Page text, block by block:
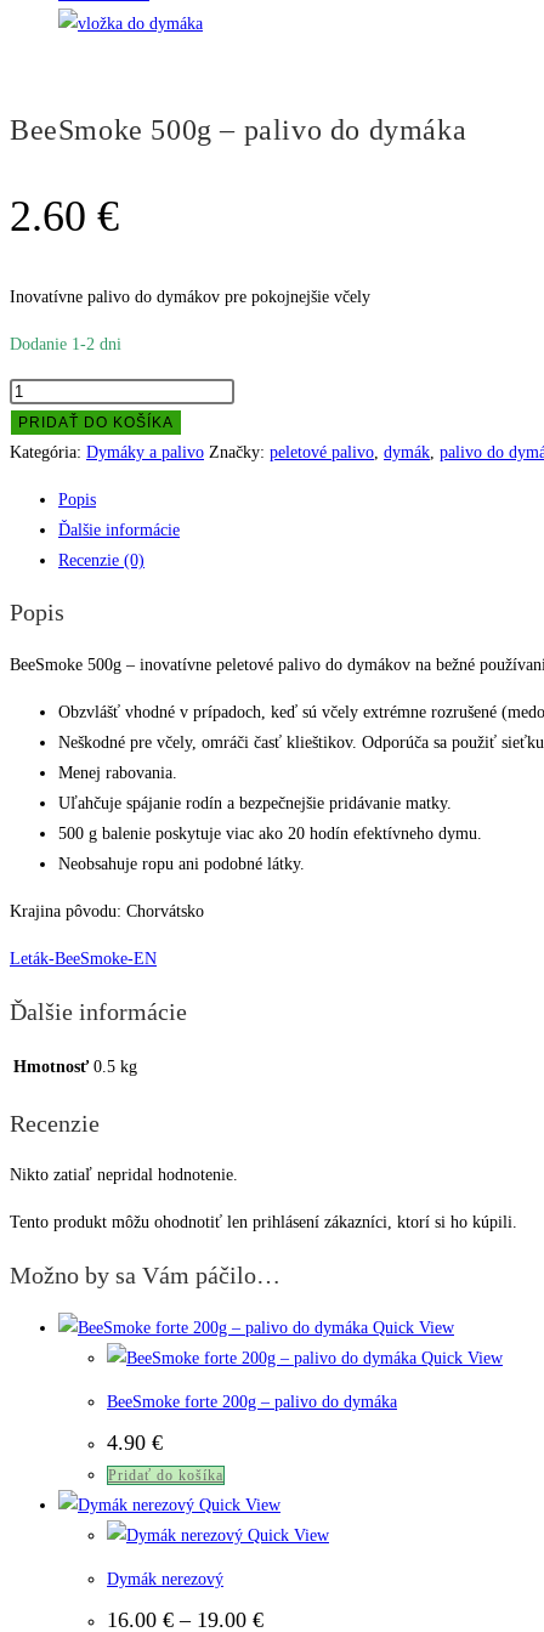
BeeSmoke 500g – palivo do dymáka
2.60 €
Inovatívne palivo do dymákov pre pokojnejšie včely
Dodanie 1-2 dni
množstvo
BeeSmoke
500g
dymáka
PRIDAŤ DO KOŠÍKA
Kategória: Dymáky a palivo Značky: peletové palivo dymák palivo do
Popis
Ďalšie informácie
Recenzie (0)
Popis
BeeSmoke 500g – inovatívne peletové palivo do dymákov na bežné
Obzvlášť vhodné v prípadoch, keď sú včely extrémne rozrušené
Neškodné pre včely, omráči časť klieštikov. Odporúča sa použiť
Menej rabovania.
Uľahčuje spájanie rodín a bezpečnejšie pridávanie matky.
500 g balenie poskytuje viac ako 20 hodín efektívneho dymu.
Neobsahuje ropu ani podobné látky.
Krajina pôvodu: Chorvátsko
Leták-BeeSmoke-EN
Ďalšie informácie
Hmotnosť 0.5 kg
Recenzie
Nikto zatiaľ nepridal hodnotenie.
Tento produkt môžu ohodnotiť len prihlásení zákazníci, ktorí si ho kúpili.
Možno by sa Vám páčilo…
Quick View
Quick View
BeeSmoke forte 200g – palivo do dymáka
4.90 €
Pridať do košíka
Quick View
Quick View
Dymák nerezový
16.00 € – 19.00 €Price